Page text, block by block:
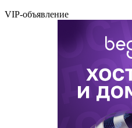
VIP-объявление